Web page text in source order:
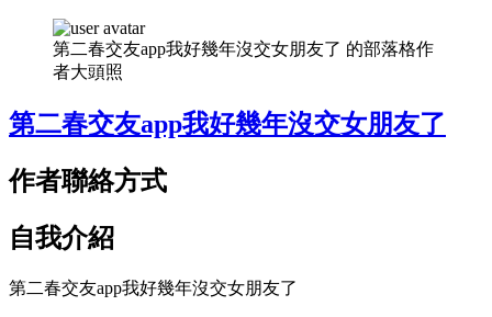
第二春交友app我好幾年沒交女朋友了 的部落格作
者大頭照
第二春交友app我好幾年沒交女朋友了
作者聯絡方式
自我介紹
第二春交友app我好幾年沒交女朋友了